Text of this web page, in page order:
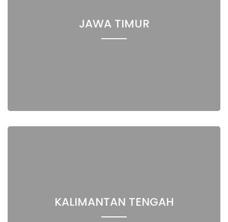
JAWA TIMUR
KALIMANTAN TENGAH